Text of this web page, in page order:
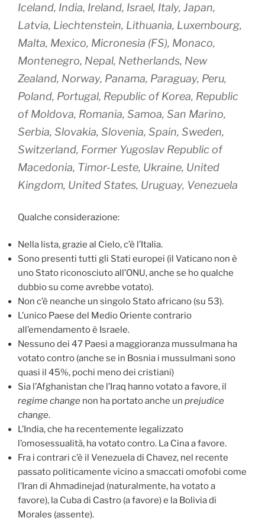
Iceland, India, Ireland, Israel, Italy, Japan,
Latvia, Liechtenstein, Lithuania, Luxembourg,
Malta, Mexico, Micronesia (FS), Monaco,
Montenegro, Nepal, Netherlands, New
Zealand, Norway, Panama, Paraguay, Peru,
Poland, Portugal, Republic of Korea, Republic
of Moldova, Romania, Samoa, San Marino,
Serbia, Slovakia, Slovenia, Spain, Sweden,
Switzerland, Former Yugoslav Republic of
Macedonia, Timor-Leste, Ukraine, United
Kingdom, United States, Uruguay, Venezuela
Qualche considerazione:
Nella lista, grazie al Cielo, c’è l’Italia.
Sono presenti tutti gli Stati europei (il Vaticano non è
uno Stato riconosciuto all’ONU, anche se ho qualche
dubbio su come avrebbe votato).
Non c’è neanche un singolo Stato africano (su 53).
L’unico Paese del Medio Oriente contrario
all’emendamento è Israele.
Nessuno dei 47 Paesi a maggioranza mussulmana ha
votato contro (anche se in Bosnia i mussulmani sono
quasi il 45%, pochi meno dei cristiani)
Sia l’Afghanistan che l’Iraq hanno votato a favore, il
regime change non ha portato anche un prejudice
change.
L’India, che ha recentemente legalizzato
l’omosessualità, ha votato contro. La Cina a favore.
Fra i contrari c’è il Venezuela di Chavez, nel recente
passato politicamente vicino a smaccati omofobi come
l’Iran di Ahmadinejad (naturalmente, ha votato a
favore), la Cuba di Castro (a favore) e la Bolivia di
Morales (assente).